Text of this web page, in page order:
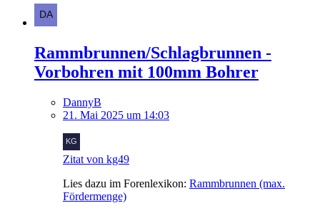
Rammbrunnen/Schlagbrunnen -
Vorbohren mit 100mm Bohrer
DannyB
21. Mai 2025 um 14:03
Zitat von kg49
Lies dazu im Forenlexikon: Rammbrunnen (max.
Fördermenge)